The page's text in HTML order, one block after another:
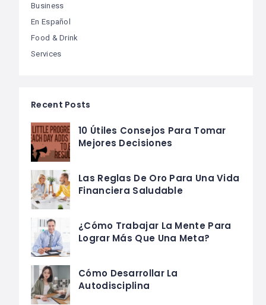
Business
En Español
Food & Drink
Services
Recent Posts
10 Útiles Consejos Para Tomar
Mejores Decisiones
Las Reglas De Oro Para Una Vida
Financiera Saludable
¿Cómo Trabajar La Mente Para
Lograr Más Que Una Meta?
Cómo Desarrollar La
Autodisciplina